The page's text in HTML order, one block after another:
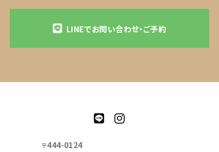
LINEでお問い合わせ・ご予約
〒444-0124